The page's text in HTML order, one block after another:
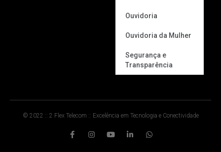
Ouvidoria
Ouvidoria da Mulher
Segurança e
Transparência
© 2022 :: 2 Flex Telecom :: Excelência em Tecnologia e Conectividade